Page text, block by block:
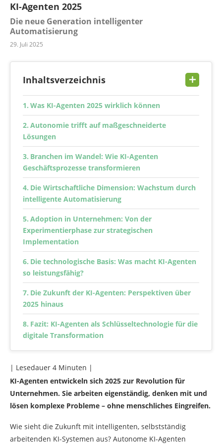
KI-Agenten 2025
Die neue Generation intelligenter
Automatisierung
29. Juli 2025
Inhaltsverzeichnis
Was KI-Agenten 2025 wirklich können
Autonomie trifft auf maßgeschneiderte
Lösungen
Branchen im Wandel: Wie KI-Agenten
Geschäftsprozesse transformieren
Die Wirtschaftliche Dimension: Wachstum durch
intelligente Automatisierung
Adoption in Unternehmen: Von der
Experimentierphase zur strategischen
Implementation
Die technologische Basis: Was macht KI-Agenten
so leistungsfähig?
Die Zukunft der KI-Agenten: Perspektiven über
2025 hinaus
Fazit: KI-Agenten als Schlüsseltechnologie für die
digitale Transformation
| Lesedauer 4 Minuten |
KI-Agenten entwickeln sich 2025 zur Revolution für
Unternehmen. Sie arbeiten eigenständig, denken mit und
lösen komplexe Probleme – ohne menschliches Eingreifen.
Wie sieht die Zukunft mit intelligenten, selbstständig
arbeitenden KI-Systemen aus? Autonome KI-Agenten